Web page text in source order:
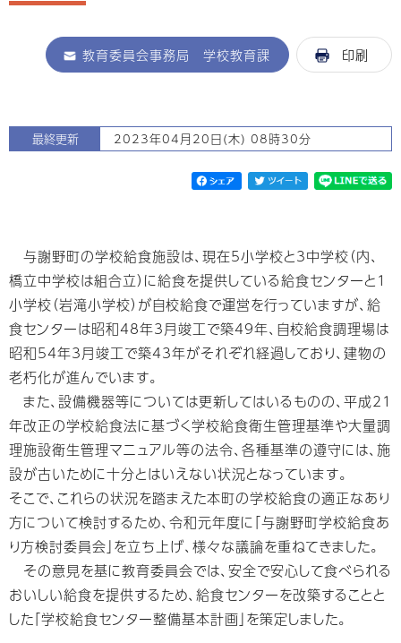
教育委員会事務局 学校教育課 印刷
最終更新 2023年04月20日(木) 08時30分
与謝野町の学校給食施設は、現在5小学校と3中学校（内、
橋立中学校は組合立）に給食を提供している給食センターと1
小学校（岩滝小学校）が自校給食で運営を行っていますが、給
食センターは昭和48年3月竣工で築49年、自校給食調理場は
昭和54年3月竣工で築43年がそれぞれ経過しており、建物の
老朽化が進んでいます。
また、設備機器等については更新してはいるものの、平成21
年改正の学校給食法に基づく学校給食衛生管理基準や大量調
理施設衛生管理マニュアル等の法令、各種基準の遵守には、施
設が古いために十分とはいえない状況となっています。
そこで、これらの状況を踏まえた本町の学校給食の適正なあり
方について検討するため、令和元年度に「与謝野町学校給食あ
り方検討委員会」を立ち上げ、様々な議論を重ねてきました。
その意見を基に教育委員会では、安全で安心して食べられる
おいしい給食を提供するため、給食センターを改築することと
した「学校給食センター整備基本計画」を策定しました。